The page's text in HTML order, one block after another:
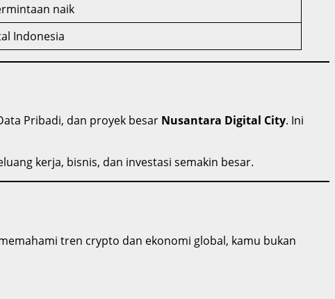
naik
Indonesia
Pribadi, dan proyek besar Nusantara Digital City. Ini
kerja, bisnis, dan investasi semakin besar.
tren crypto dan ekonomi global, kamu bukan